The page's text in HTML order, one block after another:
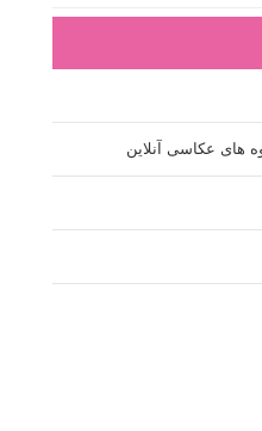
های عکاسی آنلاین